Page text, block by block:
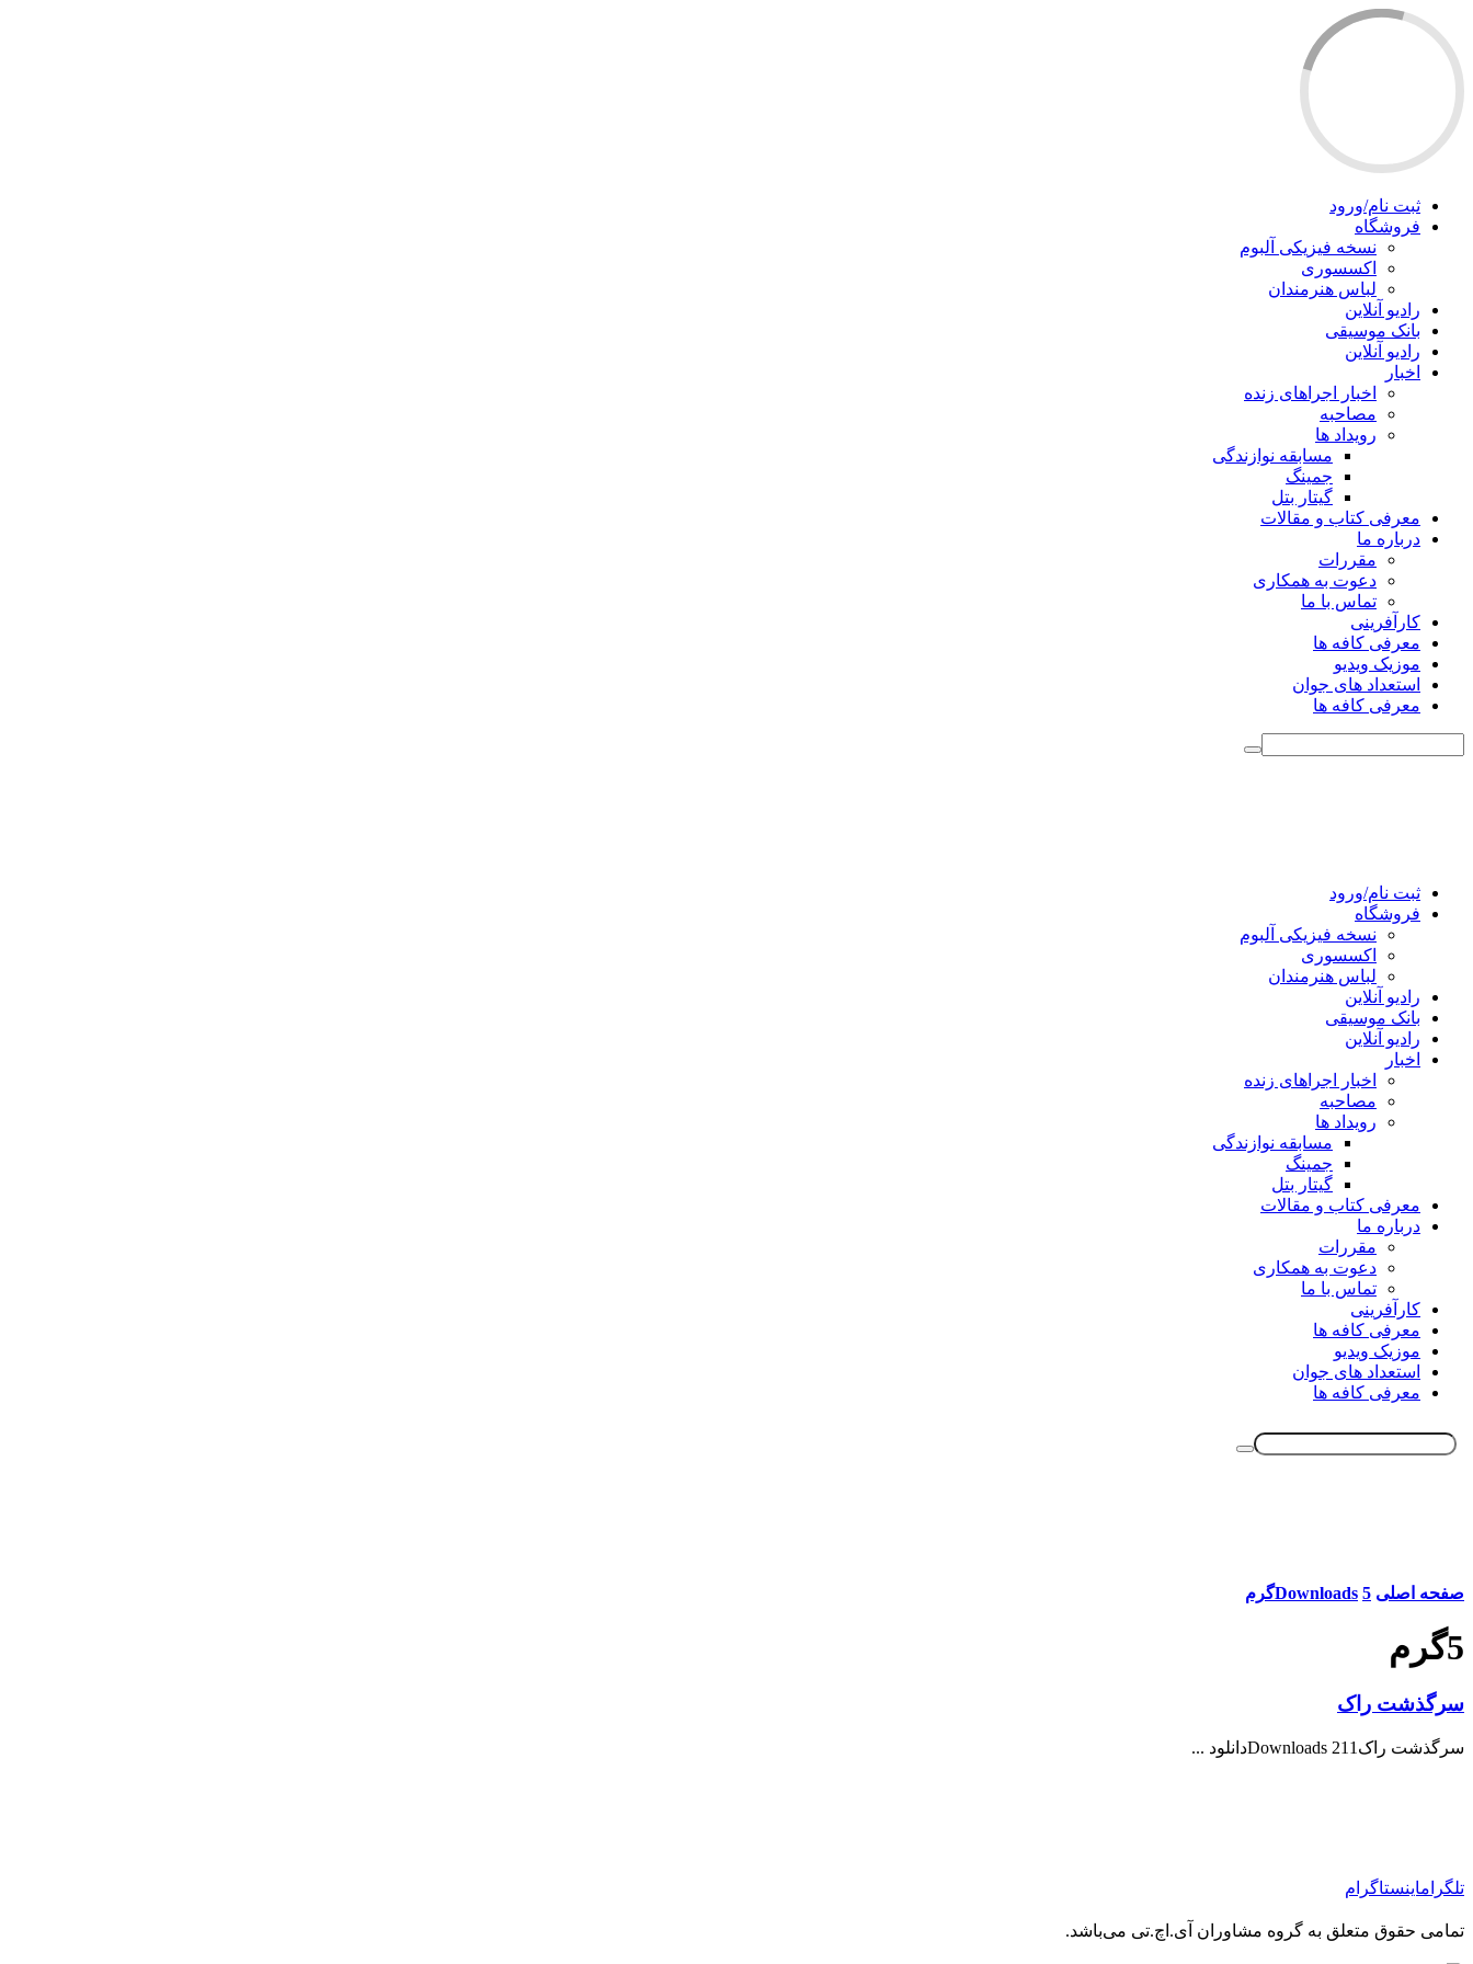
ثبت نام/ورود
فروشگاه
نسخه فیزیکی آلبوم
اکسسوری
لباس هنرمندان
رادیو آنلاین
بانک موسیقی
رادیو آنلاین
اخبار
اخبار اجراهای زنده
مصاحبه
رویداد ها
مسابقه نوازندگی
جمینگ
گیتار بتل
معرفی کتاب و مقالات
درباره ما
مقررات
دعوت به همکاری
تماس با ما
کارآفرینی
معرفی کافه ها
موزیک ویدیو
استعداد های جوان
معرفی کافه ها
ثبت نام/ورود
فروشگاه
نسخه فیزیکی آلبوم
اکسسوری
لباس هنرمندان
رادیو آنلاین
بانک موسیقی
رادیو آنلاین
اخبار
اخبار اجراهای زنده
مصاحبه
رویداد ها
مسابقه نوازندگی
جمینگ
گیتار بتل
معرفی کتاب و مقالات
درباره ما
مقررات
دعوت به همکاری
تماس با ما
کارآفرینی
معرفی کافه ها
موزیک ویدیو
استعداد های جوان
معرفی کافه ها
صفحه اصلی Downloads 5گرم
5گرم
سرگذشت راک
سرگذشت راک211 Downloadsدانلود ...
تلگراماینستاگرام
تمامی حقوق متعلق به گروه مشاوران آی.اچ.تی می‌باشد.